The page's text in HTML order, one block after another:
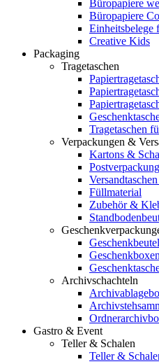
Büropapiere
Büropapiere
Einheitsbelege
Creative Kids
Packaging
Tragetaschen
Tragetaschen
Verpackungen &
Kartons &
Füllmaterial
Zubehör &
Geschenkbeutel
Geschenkboxen
Archivschachteln
Gastro & Event
Teller & Schalen
Teller &